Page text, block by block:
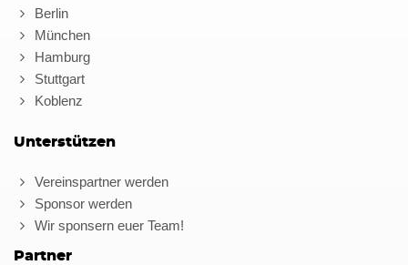
Berlin
München
Hamburg
Stuttgart
Koblenz
Unterstützen
Vereinspartner werden
Sponsor werden
Wir sponsern euer Team!
Partner